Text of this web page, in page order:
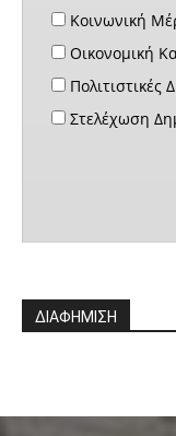
Κοινωνική
Οικονομική
Πολιτιστικές
Στελέχωση
ΔΙΑΦΗΜΙΣΗ